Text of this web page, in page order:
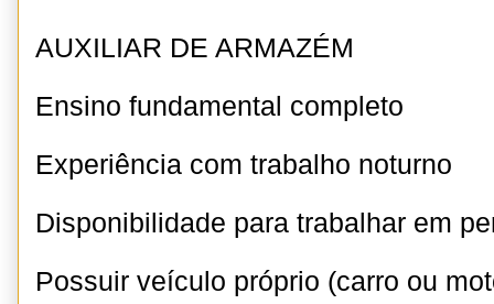
AUXILIAR DE ARMAZÉM
Ensino fundamental completo
Experiência com trabalho noturno
Disponibilidade para trabalhar em
Possuir veículo próprio (carro ou